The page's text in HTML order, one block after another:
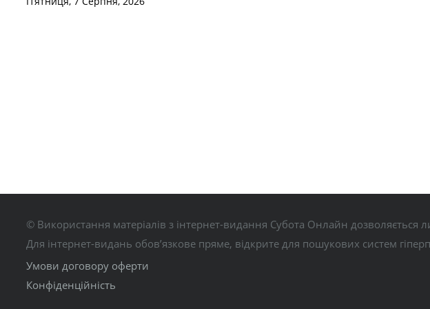
© Використання матеріалів з інтернет-видання Субота Онлайн
Для інтернет-видань обов’язкове пряме, відкрите для пошукових систем
Умови договору оферти
Конфіденційність